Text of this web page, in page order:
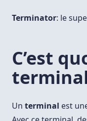
Terminator: le
C’est
Un terminal est